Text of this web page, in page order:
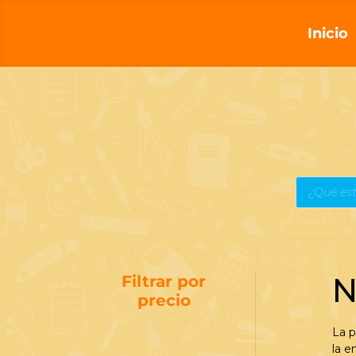
Inicio
Búsqueda
de
productos
Filtrar por
precio
La
la